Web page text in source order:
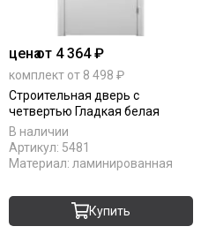
ценаот 4 364 ₽
комплект от 8 498 ₽
Строительная дверь с
четвертью Гладкая белая
В наличии
Артикул: 5481
Материал: ламинированная
Купить